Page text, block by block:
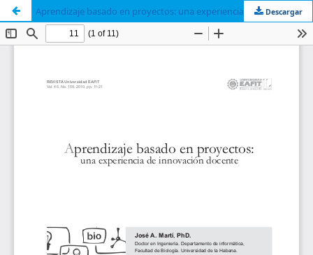
Aprendizaje basado en proyectos: una experiencia de innovación docente
Descargar